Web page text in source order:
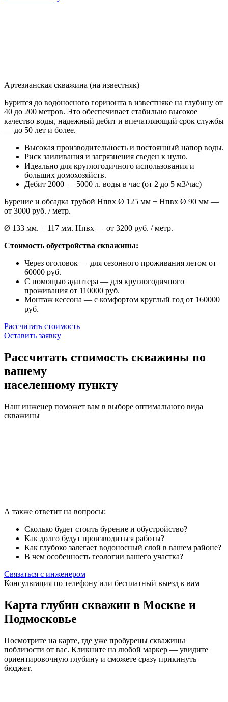
Артезианская скважина (на известняк)
Бурится до водоносного горизонта в известняке на глубину от
40 до 200 метров. Это обеспечивает стабильно высокое
качество воды, надежный дебит и впечатляющий срок службы
— до 50 лет и более.
Высокая производительность и постоянный напор воды.
Риск заиливания и загрязнения сведен к нулю.
Идеально для круглогодичного использования и
больших домохозяйств.
Дебит 2000 — 5000 л. воды в час (от 2 до 5 м3/час)
Бурение и обсадка трубой Нпвх Ø 125 мм + Нпвх Ø 90 мм —
от 3000 руб. / метр.
Ø 133 мм. + 117 мм. Нпвх — от 3200 руб. / метр.
Стоимость обустройства скважины:
Через оголовок — для сезонного проживания летом от
60000 руб.
С помощью адаптера — для круглогодичного
проживания от 110000 руб.
Монтаж кессона — с комфортом круглый год от 160000
руб.
Рассчитать стоимость
Оставить заявку
Рассчитать стоимость скважины по
вашему
населенному пункту
Наш инженер поможет вам в выборе оптимального вида
скважины
А также ответит на вопросы:
Сколько будет стоить бурение и обустройство?
Как долго будут производиться работы?
Как глубоко залегает водоносный слой в вашем районе?
В чем особенность геологии вашего участка?
Связаться с инженером
Консультация по телефону или бесплатный выезд к вам
Карта глубин скважин в Москве и
Подмосковье
Посмотрите на карте, где уже пробурены скважины
поблизости от вас. Кликните на любой маркер — увидите
ориентировочную глубину и сможете сразу прикинуть
бюджет.